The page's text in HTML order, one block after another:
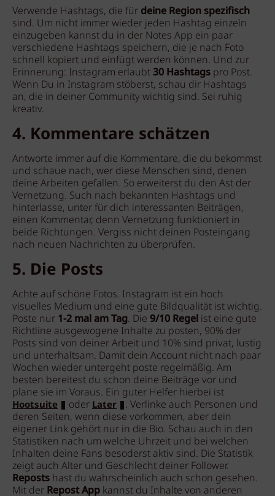
Verwende Hashtags, die für deine Region spezifisch
sind. Um nicht immer wieder jeden Hashtag einzeln
einzugeben kannst du in der Notes App ein paar
verschiedene Hashtags speichern, die je nach Foto
schnell kopiert und einfügt werden können. Und zur
Erinnerung: Instagram erlaubt 30 Hashtags pro Post.
Wenn Du in Instagram stöberst, schau dir Hashtags
an, die in deiner Community wichtig sind. Sei ruhig
kreativ.
4. Kommentare schätzen
Antworte immer auf die Kommentare, die du bekommst
und schaue nach, wer diese Menschen sind, denen
deine Arbeiten gefallen. So erweiterst du den Ast der
Vernetzung. Such nach bekannten Hashtags und
hinterlasse, unter für dich interessanten Beiträgen,
einen Kommentar, denn Vernetzung funktioniert in
beide Richtungen. Vergiss nicht deinen Posteingang
nach neuen Nachrichten zu überprüfen.
5. Die Posts
Achte auf schöne Fotos. Instagram ist ein hoch
visuelles Medium und eine gute Bildqualität ist wichtig.
Poste nur 1-2 mal am Tag. Die 9/10 Regel ist eine gute
Richtline ausgewogene Inhalte zu posten, 90% der
Posts sind von deiner Arbeit und 10% sind privat, lustig
und unterhaltsam. Damit dein Account nicht nach paar
Wochen wieder untergeht poste regelmäßig. Am
besten bereitest du schon deine Beiträge vor und
plane sie im Voraus. Ein guter Helfer hierbei ist
Hootsuite oderLater
. Verlinke auch Personen und
deren Seiten, wenn diese vorkommen, aber dein
eigener Link gehört nur in die Bio. Schau auch in den
Statistiken nach um welche Uhrzeit und bei welchen
Inhalten deine Fans besoderst aktiv sind. Die Statistik
zeigt auch Alter und Geschlecht deiner Follower.
Reposts hast du wahrscheinlich auch schon gesehen.
Mit der Repost App kannst du Inhalte von anderen